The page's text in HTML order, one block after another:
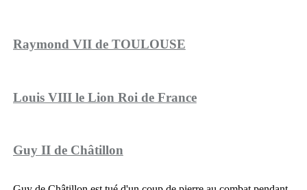
Raymond VII de TOULOUSE
Louis VIII le Lion Roi de France
Guy II de Châtillon